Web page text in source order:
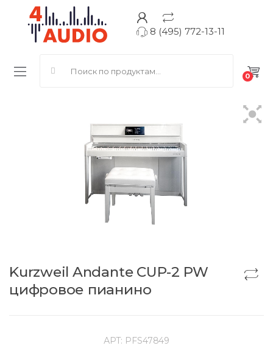
8 (495) 772-13-11
0
Kurzweil Andante CUP-2 PW
цифровое пианино
АРТ: PFS47849